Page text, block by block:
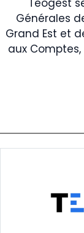
Teogest
Générales
Grand Est et
aux Comptes,